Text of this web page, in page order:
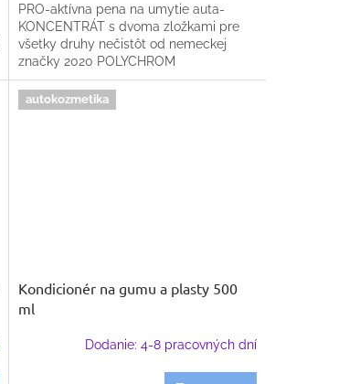
PRO-aktívna pena na umytie auta-
KONCENTRÁT s dvoma zložkami pre
všetky druhy nečistôt od nemeckej
značky 2020 POLYCHROM
autokozmetika
Kondicionér na gumu a plasty 500
ml
Dodanie: 4-8 pracovných dní